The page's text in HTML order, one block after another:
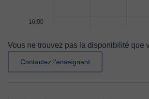
16:00
Vous ne trouvez pas la disponibilité que
Contactez l'enseignant